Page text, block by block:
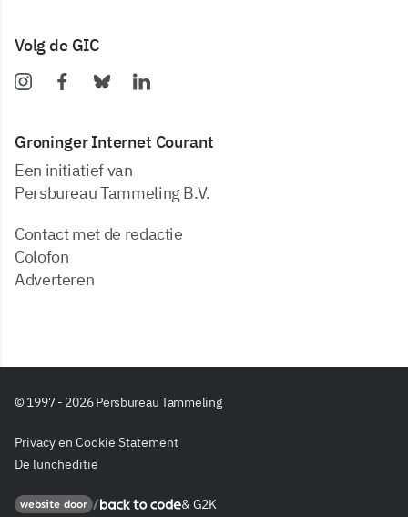
Volg de GIC
Groninger Internet Courant
Een initiatief van
Persbureau Tammeling B.V.
Contact met de redactie
Colofon
Adverteren
© 1997 - 2026 Persbureau Tammeling
Privacy en Cookie Statement
De luncheditie
website doorBack to code & G2K